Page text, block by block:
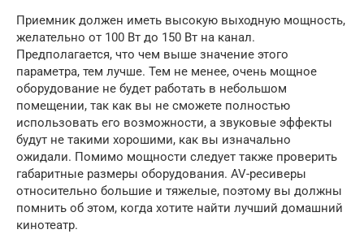
Приемник должен иметь высокую выходную мощность,
желательно от 100 Вт до 150 Вт на канал.
Предполагается, что чем выше значение этого
параметра, тем лучше. Тем не менее, очень мощное
оборудование не будет работать в небольшом
помещении, так как вы не сможете полностью
использовать его возможности, а звуковые эффекты
будут не такими хорошими, как вы изначально
ожидали. Помимо мощности следует также проверить
габаритные размеры оборудования. AV-ресиверы
относительно большие и тяжелые, поэтому вы должны
помнить об этом, когда хотите найти лучший домашний
кинотеатр.